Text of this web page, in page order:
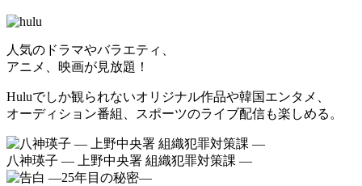
人気のドラマやバラエティ、
アニメ、映画が見放題！
Huluでしか観られないオリジナル作品や韓国エンタメ、
オーディション番組、スポーツのライブ配信も楽しめる。
八神瑛子 ― 上野中央署 組織犯罪対策課 ―